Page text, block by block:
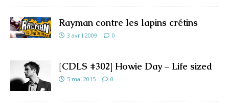
Rayman contre les lapins crétins
3 avril 2009 0
[CDLS #302] Howie Day – Life sized
5 mai 2015 0